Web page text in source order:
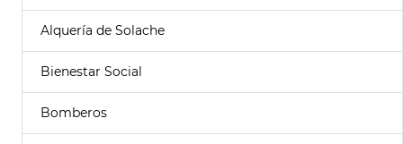
Alquería de Solache
Bienestar Social
Bomberos